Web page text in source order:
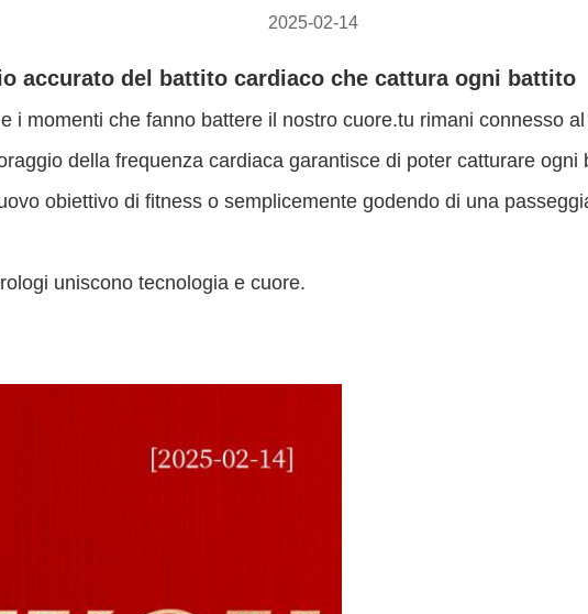
2025-02-14
accurato del battito cardiaco che cattura ogni battito
i momenti che fanno battere il nostro cuore.tu rimani connesso
della frequenza cardiaca garantisce di poter catturare
obiettivo di fitness o semplicemente godendo di una
uniscono tecnologia e cuore.